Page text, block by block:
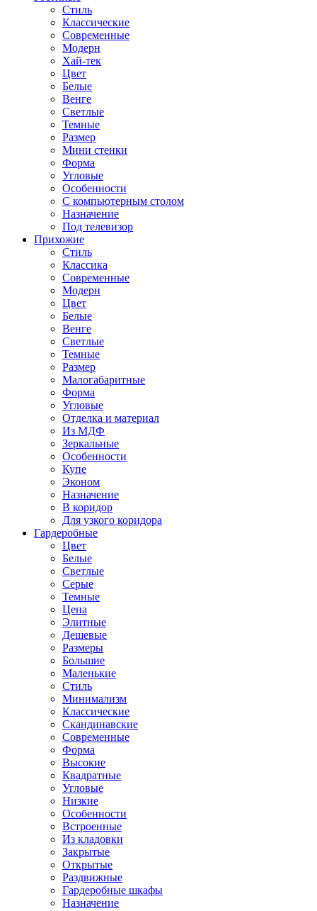
Стиль
Классические
Современные
Модерн
Хай-тек
Цвет
Белые
Венге
Светлые
Темные
Размер
Мини стенки
Форма
Угловые
Особенности
С компьютерным столом
Назначение
Под телевизор
Прихожие
Стиль
Классика
Современные
Модерн
Цвет
Белые
Венге
Светлые
Темные
Размер
Малогабаритные
Форма
Угловые
Отделка и материал
Из МДФ
Зеркальные
Особенности
Купе
Эконом
Назначение
В коридор
Для узкого коридора
Гардеробные
Цвет
Белые
Светлые
Серые
Темные
Цена
Элитные
Дешевые
Размеры
Большие
Маленькие
Стиль
Минимализм
Классические
Скандинавские
Современные
Форма
Высокие
Квадратные
Угловые
Низкие
Особенности
Встроенные
Из кладовки
Закрытые
Открытые
Раздвижные
Гардеробные шкафы
Назначение